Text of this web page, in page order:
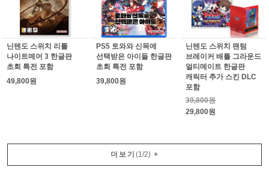
닌텐도 스위치 리틀
나이트메어 3 한글판
초회 특전 포함
49,800원
PS5 토와와 신목에
선택받은 아이들 한글판
초회 특전 포함
39,800원
닌텐도 스위치 팬텀
브레이커 배틀 그라운드
얼티메이트 한글판
캐릭터 추가 스킨 DLC
포함
39,800원
29,800원
더보기 (1 /2)+